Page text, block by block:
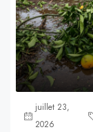
juillet 23,
2026